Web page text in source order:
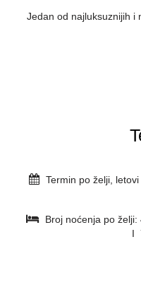
Jedan od najluksuznijih i
Termin po želji,
Broj noćenja po
I